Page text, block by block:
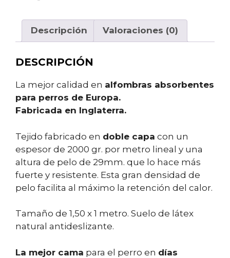
Descripción Valoraciones (0)
DESCRIPCIÓN
La mejor calidad en alfombras absorbentes
para perros de Europa.
Fabricada en Inglaterra.
Tejido fabricado en doble capa con un
espesor de 2000 gr. por metro lineal y una
altura de pelo de 29mm. que lo hace más
fuerte y resistente. Esta gran densidad de
pelo facilita al máximo la retención del calor.
Tamaño de 1,50 x 1 metro. Suelo de látex
natural antideslizante.
La mejor cama para el perro en días